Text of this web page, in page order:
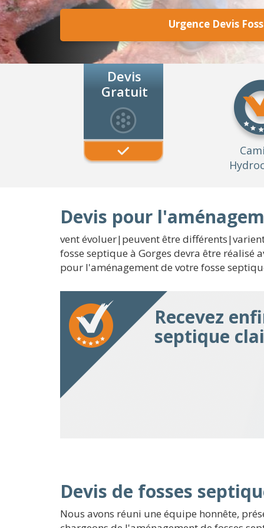
Urgence Devis
Devis
Gratuit
Devis pour
vent évoluer|peuvent être
fosse septique à Gorges devra être réalisé
pour l'aménagement de votre fosse
Recevez
septique
Devis de fosses
Nous avons réuni une équipe honnête,